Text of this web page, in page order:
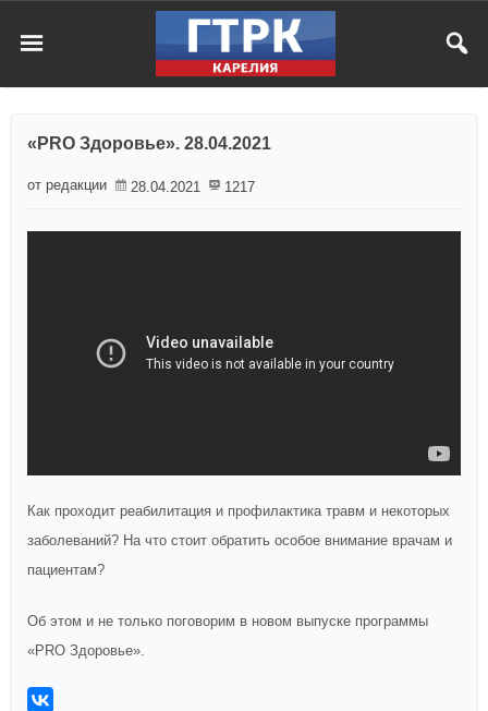
«PRO Здоровье». 28.04.2021
от редакции 28.04.2021 1217
Как проходит реабилитация и профилактика травм и некоторых
заболеваний? На что стоит обратить особое внимание врачам и
пациентам?
Об этом и не только поговорим в новом выпуске программы
«PRO Здоровье».